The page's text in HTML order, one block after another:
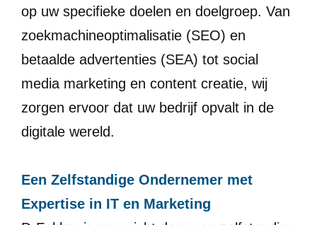
op uw specifieke doelen en doelgroep. Van
zoekmachineoptimalisatie (SEO) en
betaalde advertenties (SEA) tot social
media marketing en content creatie, wij
zorgen ervoor dat uw bedrijf opvalt in de
digitale wereld.
Een Zelfstandige Ondernemer met
Expertise in IT en Marketing